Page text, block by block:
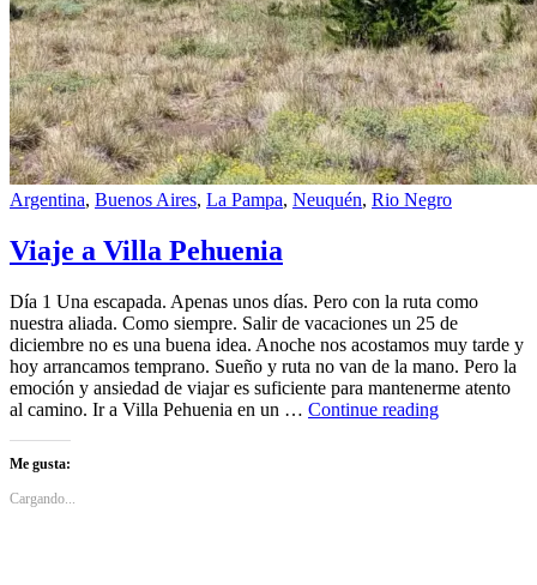
Argentina, Buenos Aires, La Pampa, Neuquén, Rio Negro
Viaje a Villa Pehuenia
Día 1 Una escapada. Apenas unos días. Pero con la ruta como
nuestra aliada. Como siempre. Salir de vacaciones un 25 de
diciembre no es una buena idea. Anoche nos acostamos muy tarde y
hoy arrancamos temprano. Sueño y ruta no van de la mano. Pero la
emoción y ansiedad de viajar es suficiente para mantenerme atento
al camino. Ir a Villa Pehuenia en un … Continue readingViaje
Me gusta:
Cargando...